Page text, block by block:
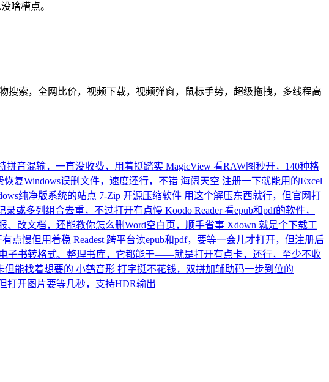
啥槽点。
搜索，全网比价，视频下载，视频弹窗，鼠标手势，超级拖拽，多线程高
拼音混输，一直没收费，用着挺踏实 MagicView 看RAW图秒开，140种格
恢复Windows误删文件，速度还行，不错 海阔天空 注册一下就能用的Excel
纯净版系统的站点 7-Zip 开源压缩软件 用这个解压东西就行，但官网打
录或多列组合去重，不过打开有点慢 Koodo Reader 看epub和pdf的软件，
、改文档，还能教你怎么删Word空白页，顺手省事 Xdown 就是个下载工
点慢但用着稳 Readest 跨平台读epub和pdf，要等一会儿才打开，但注册后
子书转格式、整理书库，它都能干——就是打开有点卡，还行，至少不收
但能找着想要的 小鹤音形 打字挺不花钱，双拼加辅助码一步到位的
打开图片要等几秒，支持HDR输出